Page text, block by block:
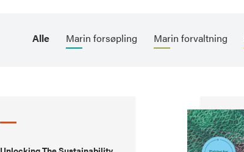
Alle Marin forsøpling Marin forvaltning